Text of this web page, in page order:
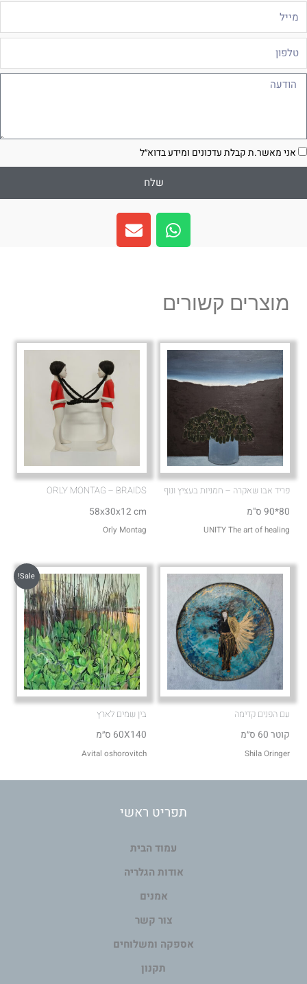
אני מאשר.ת קבלת עדכונים ומידע בדוא״ל
שלח
W
h
a
a
p
E
n
v
e
מוצרים קשורים
פריד אבו שאקרה – חמניות בעציץ ונוף
80*90 ס"מ
UNITY The art of healing
ORLY MONTAG – BRAIDS
58x30x12 cm
Orly Montag
עם הפנים קדימה
קוטר 60 ס״מ
Shila Oringer
Sale!
בין שמים לארץ
60X140 ס״מ
Avital oshorovitch
תפריט ראשי
עמוד הבית
אודות הגלריה
אמנים
צור קשר
אספקה ומשלוחים
תקנון